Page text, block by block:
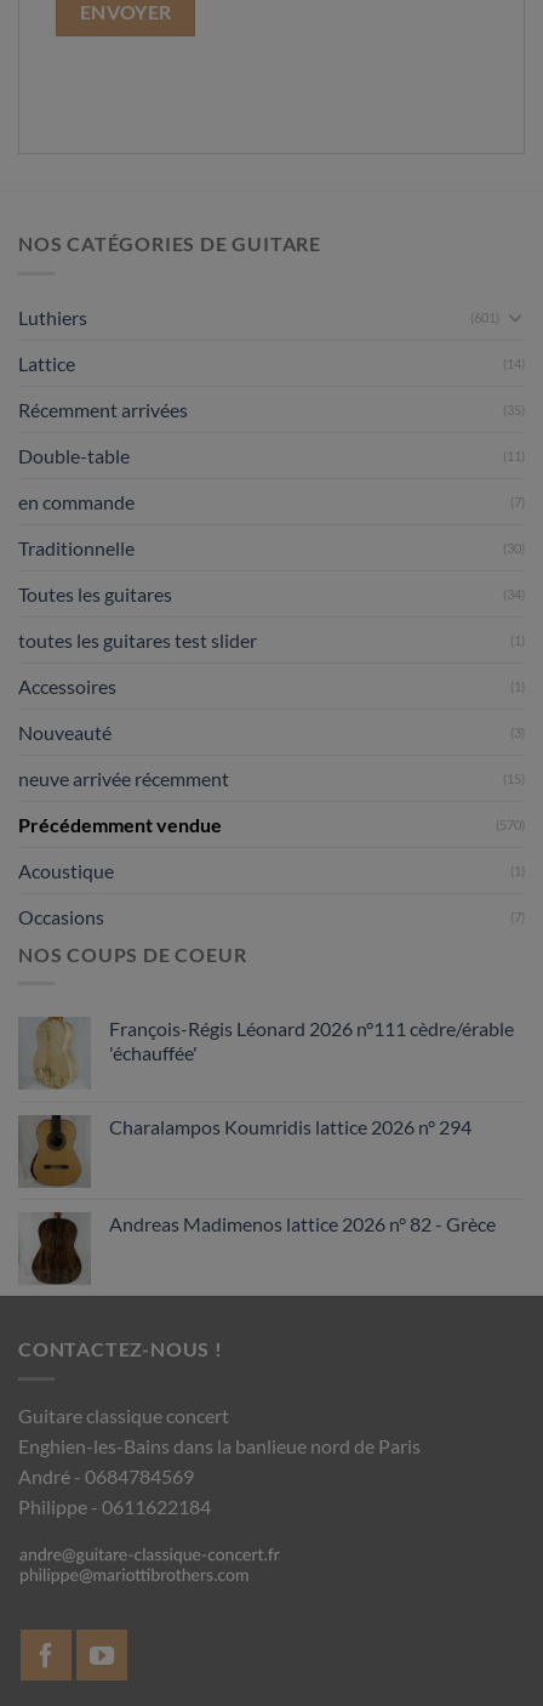
NOS CATÉGORIES DE GUITARE
Luthiers (601)
Lattice (14)
Récemment arrivées (35)
Double-table (11)
en commande (7)
Traditionnelle (30)
Toutes les guitares (34)
toutes les guitares test slider (1)
Accessoires (1)
Nouveauté (3)
neuve arrivée récemment (15)
Précédemment vendue (570)
Acoustique (1)
Occasions (7)
NOS COUPS DE COEUR
François-Régis Léonard 2026 n°111 cèdre/érable
'échauffée'
Charalampos Koumridis lattice 2026 n° 294
Andreas Madimenos lattice 2026 n° 82 - Grèce
CONTACTEZ-NOUS !
Guitare classique concert
Enghien-les-Bains dans la banlieue nord de Paris
André - 0684784569
Philippe - 0611622184